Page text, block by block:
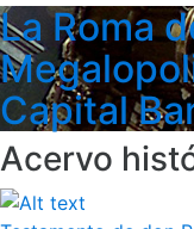
La Roma
Capital
Acervo